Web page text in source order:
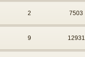
2 7503
9 12931